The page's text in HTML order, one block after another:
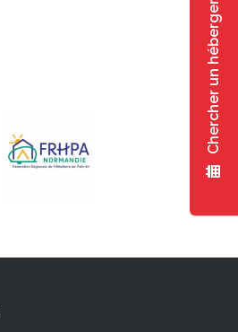
Chercher un hébergement